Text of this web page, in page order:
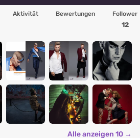
Aktivität Bewertungen Follower
12
Alle anzeigen 10 →